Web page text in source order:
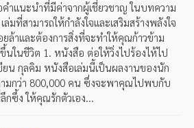
ำแนะนำที่มีค่าจากผู้เชี่ยวชาญ ในบทความ
มที่สามารถให้กำลังใจและเสริมสร้างพลังใจ
ล้าและต้องการสิ่งที่จะทำให้คุณก้าวข้าม
ในชีวิต 1. หนังสือ ต่อให้วิ่งไปร้องไห้ไป
น กุลคิม หนังสือเล่มนี้เป็นผลงานของนัก
มกว่า 800,000 คน ซึ่งจะพาคุณไปพบกับ
กซึ้ง ให้คุณรักตัวเอง...